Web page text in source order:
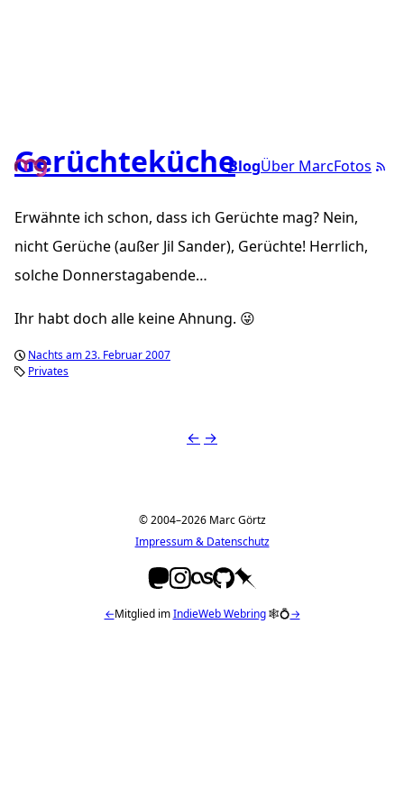
BlogÜber MarcFotos
Gerüchteküche
Erwähnte ich schon, dass ich Gerüchte mag? Nein,
nicht Gerüche (außer Jil Sander), Gerüchte! Herrlich,
solche Donnerstagabende…
Ihr habt doch alle keine Ahnung. 😜
Nachts am 23. Februar 2007
Privates
← →
© 2004–2026 Marc Görtz
Impressum & Datenschutz
←Mitglied imIndieWeb Webring🕸💍→